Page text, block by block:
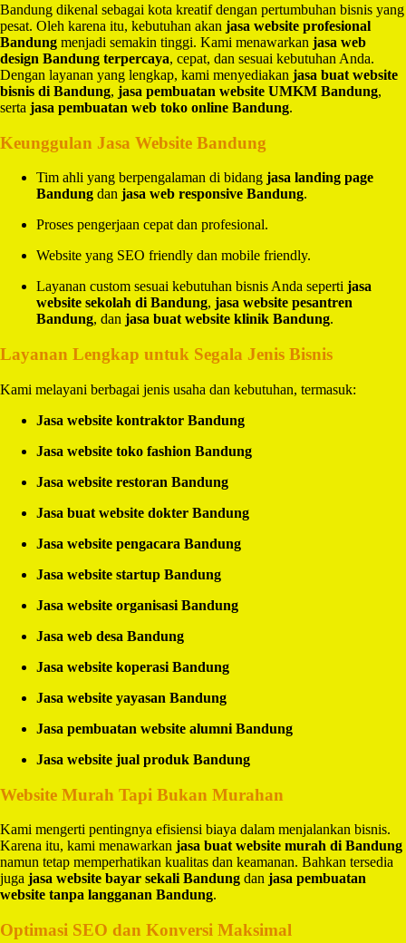
Bandung dikenal sebagai kota kreatif dengan pertumbuhan bisnis yang
pesat. Oleh karena itu, kebutuhan akan jasa website profesional
Bandung menjadi semakin tinggi. Kami menawarkan jasa web
design Bandung terpercaya, cepat, dan sesuai kebutuhan Anda.
Dengan layanan yang lengkap, kami menyediakan jasa buat website
bisnis di Bandung, jasa pembuatan website UMKM Bandung,
serta jasa pembuatan web toko online Bandung.
Keunggulan Jasa Website Bandung
Tim ahli yang berpengalaman di bidang jasa landing page
Bandung dan jasa web responsive Bandung.
Proses pengerjaan cepat dan profesional.
Website yang SEO friendly dan mobile friendly.
Layanan custom sesuai kebutuhan bisnis Anda seperti jasa
website sekolah di Bandung, jasa website pesantren
Bandung, dan jasa buat website klinik Bandung.
Layanan Lengkap untuk Segala Jenis Bisnis
Kami melayani berbagai jenis usaha dan kebutuhan, termasuk:
Jasa website kontraktor Bandung
Jasa website toko fashion Bandung
Jasa website restoran Bandung
Jasa buat website dokter Bandung
Jasa website pengacara Bandung
Jasa website startup Bandung
Jasa website organisasi Bandung
Jasa web desa Bandung
Jasa website koperasi Bandung
Jasa website yayasan Bandung
Jasa pembuatan website alumni Bandung
Jasa website jual produk Bandung
Website Murah Tapi Bukan Murahan
Kami mengerti pentingnya efisiensi biaya dalam menjalankan bisnis.
Karena itu, kami menawarkan jasa buat website murah di Bandung
namun tetap memperhatikan kualitas dan keamanan. Bahkan tersedia
juga jasa website bayar sekali Bandung dan jasa pembuatan
website tanpa langganan Bandung.
Optimasi SEO dan Konversi Maksimal